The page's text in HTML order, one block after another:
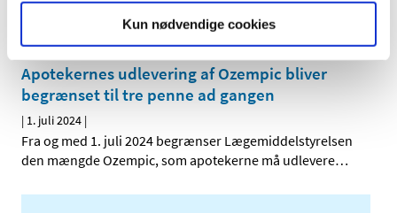
Kun nødvendige cookies
Fremover skal virksomheder bag de mest kritiske
lægemidler have lagre med forsyninger til foreløbigt 6
Apotekernes udlevering af Ozempic bliver
begrænset til tre penne ad gangen
| 1. juli 2024 |
Fra og med 1. juli 2024 begrænser Lægemiddelstyrelsen
den mængde Ozempic, som apotekerne må udlevere…